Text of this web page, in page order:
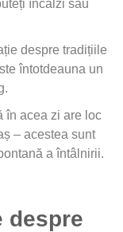
încălzi sau
despre tradițiile
întotdeauna un
în acea zi are loc
– acestea sunt
a întâlnirii.
despre